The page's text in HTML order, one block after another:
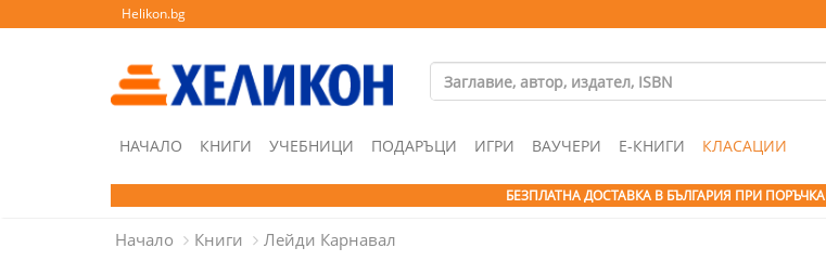
Helikon.bg
НАЧАЛО КНИГИ УЧЕБНИЦИ ПОДАРЪЦИ ИГРИ ВАУЧЕРИ Е-КНИГИ КЛАСАЦИИ
БЕЗПЛАТНА ДОСТАВКА В БЪЛГАРИЯ ПРИ ПОРЪЧКА
Начало Книги Лейди Карнавал